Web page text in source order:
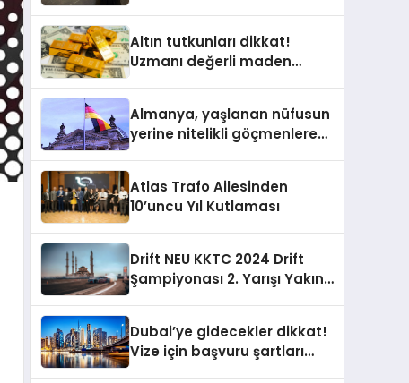
Altın tutkunları dikkat!
Uzmanı değerli maden
Almanya, yaşlanan nüfusun
yerine nitelikli göçmenlere
Atlas Trafo Ailesinden
10’uncu Yıl Kutlaması
Drift NEU KKTC 2024 Drift
Şampiyonası 2. Yarışı Yakın
Dubai’ye gidecekler dikkat!
Vize için başvuru şartları